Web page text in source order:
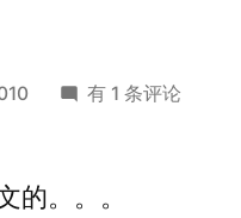
[POJ
有 1 条评论
的。。。